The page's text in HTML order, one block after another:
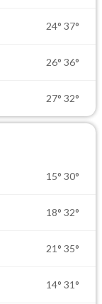
24° 37°
26° 36°
27° 32°
15° 30°
18° 32°
21° 35°
14° 31°